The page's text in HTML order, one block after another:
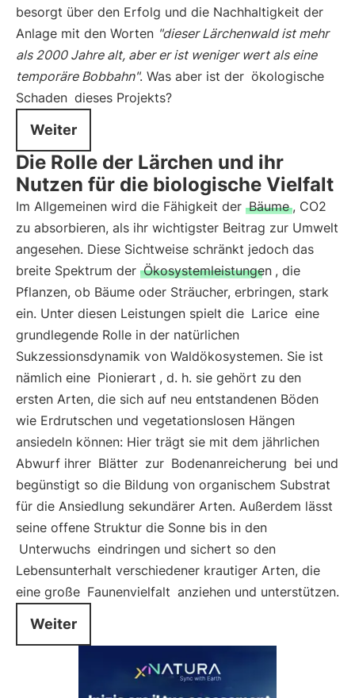
besorgt über den Erfolg und die Nachhaltigkeit der
Anlage mit den Worten "dieser Lärchenwald ist mehr
als 2000 Jahre alt, aber er ist weniger wert als eine
temporäre Bobbahn". Was aber ist der ökologische
Schaden dieses Projekts?
Weiter
Die Rolle der Lärchen und ihr
Nutzen für die biologische Vielfalt
Im Allgemeinen wird die Fähigkeit der Bäume , CO2
zu absorbieren, als ihr wichtigster Beitrag zur Umwelt
angesehen. Diese Sichtweise schränkt jedoch das
breite Spektrum der Ökosystemleistungen , die
Pflanzen, ob Bäume oder Sträucher, erbringen, stark
ein. Unter diesen Leistungen spielt die Larice eine
grundlegende Rolle in der natürlichen
Sukzessionsdynamik von Waldökosystemen. Sie ist
nämlich eine Pionierart , d. h. sie gehört zu den
ersten Arten, die sich auf neu entstandenen Böden
wie Erdrutschen und vegetationslosen Hängen
ansiedeln können: Hier trägt sie mit dem jährlichen
Abwurf ihrer Blätter zur Bodenanreicherung bei und
begünstigt so die Bildung von organischem Substrat
für die Ansiedlung sekundärer Arten. Außerdem lässt
seine offene Struktur die Sonne bis in den
Unterwuchs eindringen und sichert so den
Lebensunterhalt verschiedener krautiger Arten, die
eine große Faunenvielfalt anziehen und unterstützen.
Weiter